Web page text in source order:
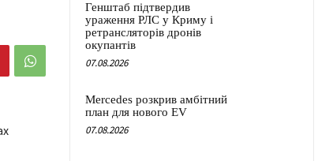
Генштаб підтвердив
ураження РЛС у Криму і
ретрансляторів дронів
окупантів
07.08.2026
Mercedes розкрив амбітний
план для нового EV
07.08.2026